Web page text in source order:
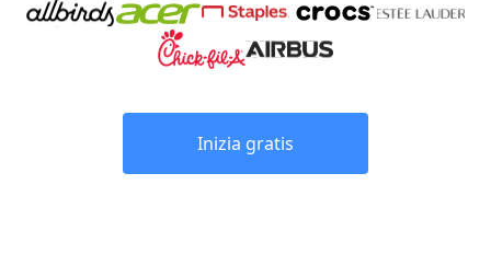
Inizia gratis